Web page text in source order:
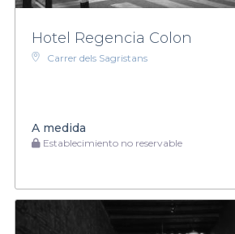
Hotel Regencia Colon
Carrer dels Sagristans
A medida
Establecimiento no reservable